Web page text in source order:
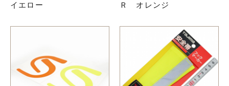
イエロー
Ｒ オレンジ